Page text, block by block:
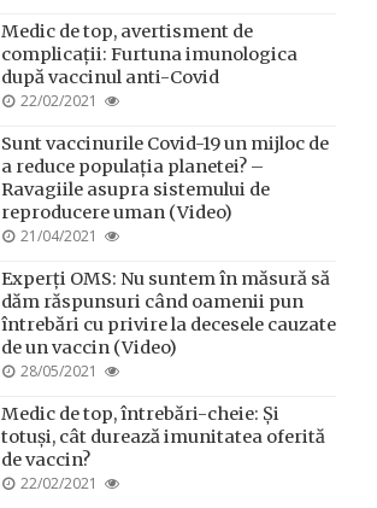
Medic de top, avertisment de
complicații: Furtuna imunologica
după vaccinul anti-Covid
POSTED
22/02/2021
Sunt vaccinurile Covid-19 un mijloc de
a reduce populația planetei? –
Ravagiile asupra sistemului de
reproducere uman (Video)
POSTED
21/04/2021
Experți OMS: Nu suntem în măsură să
dăm răspunsuri când oamenii pun
întrebări cu privire la decesele cauzate
de un vaccin (Video)
POSTED
28/05/2021
Medic de top, întrebări-cheie: Și
totuși, cât durează imunitatea oferită
de vaccin?
POSTED
22/02/2021